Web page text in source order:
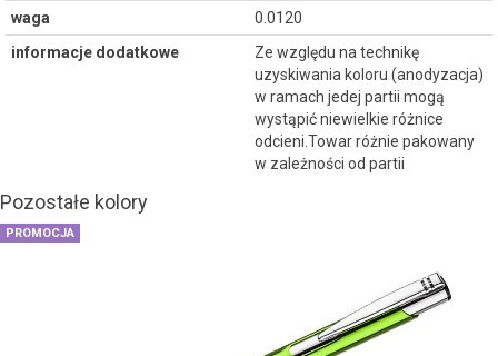
waga
0.0120
informacje dodatkowe
Ze względu na technikę
uzyskiwania koloru (anodyzacja)
w ramach jedej partii mogą
wystąpić niewielkie różnice
odcieni.Towar różnie pakowany
w zależności od partii
Pozostałe kolory
PROMOCJA